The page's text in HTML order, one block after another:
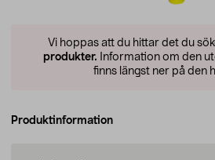
Vi hoppas att du hittar det du
produkter. Information om den
finns längst ner på den
Produktinformation